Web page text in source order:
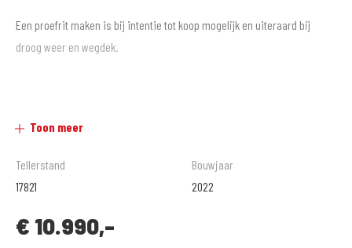
Een proefrit maken is bij intentie tot koop mogelijk en uiteraard bij
droog weer en wegdek.
Uitgebreide werkplaats met eigen testbank voor verschillende
Toon meer
Tellerstand
17821
Bouwjaar
2022
€ 10.990,-